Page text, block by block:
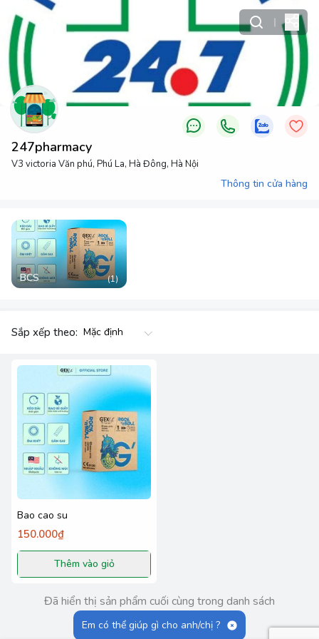
247pharmacy
Thông tin cửa hàng
V3 victoria Văn phú, Phú La, Hà Đông, Hà Nội
BCS (1)
Sắp xếp theo:
Bao cao su
150.000₫
Thêm vào giỏ
Đã hiển thị sản phẩm cuối cùng trong danh sách
Em có thể giúp gì cho anh/chị ?